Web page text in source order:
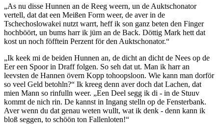
As nu disse Hunnen an de Reeg weern, un de Auktschonator
vertell, dat dat een Meißen Form weer, de aver in de
Tschechoslowakei nutzt warrt, heff ik son ganz beten den Finger
hochböört, un bums harr ik jüm an de Back. Döttig Mark hett dat
kost un noch föfftein Perzent för den Auktschonator.
Ik keek mi de beiden Hunnen an, de dicht an dicht de Nees op de
Eer een Spoor in Draff folgen. So seh dat ut. Man ik harr an
leevsten de Hannen övern Kopp tohoopsloon. Wie kann man dorför
so veel Geld betohln?
Ik kreeg denn aver doch dat Lachen, dat
mien Mann so rinfulln weer.
Een Deel segg ik di - in de Stuuv
kommt de nich rin. De kannst in Ingang stelln op de Fensterbank.
Aver wenn du dat genau weten wullt, wat ik denk - denn kann ik
bloß seggen, to schöön ton Fallenloten!